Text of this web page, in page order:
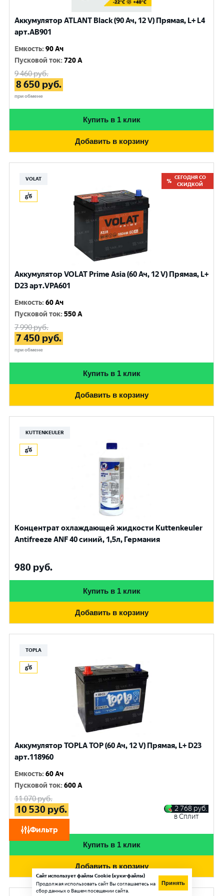
Фильтр
Аккумулятор ATLANT Black (90 Ач, 12 V) Прямая, L+ L4
арт.AB901
Емкость:90 Ач
Пусковой ток:720 A
9 460руб.
8 650 руб.
при обмене
Купить в 1 клик
Добавить в корзину
VOLAT
СЕГОДНЯ СО
СКИДКОЙ
Аккумулятор VOLAT Prime Asia (60 Ач, 12 V) Прямая, L+
D23 арт.VPA601
Емкость:60 Ач
Пусковой ток:550 A
7 990руб.
7 450 руб.
при обмене
Купить в 1 клик
Добавить в корзину
KUTTENKEULER
Концентрат охлаждающей жидкости Kuttenkeuler
Antifreeze ANF 40 синий, 1,5л, Германия
980 руб.
Купить в 1 клик
Добавить в корзину
TOPLA
Аккумулятор TOPLA TOP (60 Ач, 12 V) Прямая, L+ D23
арт.118960
Емкость:60 Ач
Пусковой ток:600 A
11 070руб.
10 530 руб.
при обмене
2 768 руб.
в Сплит
Купить в 1 клик
Добавить в корзину
Сайт использует файлы Cookie (куки-файлы)
Продолжая использовать сайт Вы соглашаетесь на
сбор данных о Вашем посещении сайта.
Принять